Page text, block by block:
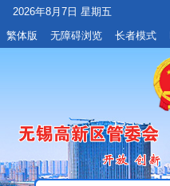
2026年8月7日 星期五
繁体版
无障碍浏览 长者模式